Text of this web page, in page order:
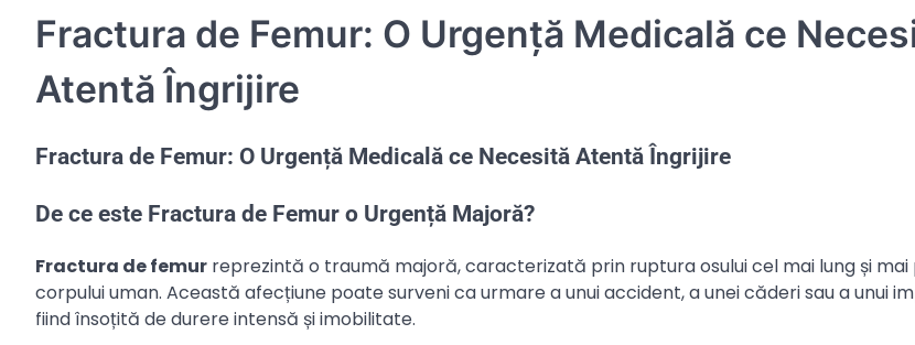
Fractura de Femur: O Urgență Medicală ce
Atentă Îngrijire
Fractura de Femur: O Urgență Medicală ce Necesită Atentă Îngrijire
De ce este Fractura de Femur o Urgență Majoră?
Fractura de femur reprezintă o traumă majoră, caracterizată prin ruptura osului cel mai lung și
corpului uman. Această afecțiune poate surveni ca urmare a unui accident, a unei căderi sau a unui
fiind însoțită de durere intensă și imobilitate.